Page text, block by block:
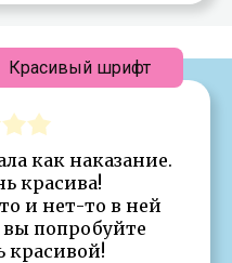
как наказание.
красива!
и нет-то в ней
вы попробуйте
красивой!
Красивый шрифт